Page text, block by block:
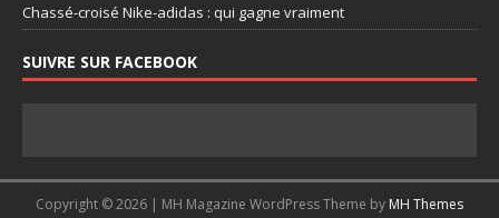
Chassé-croisé Nike-adidas : qui gagne vraiment
SUIVRE SUR FACEBOOK
Copyright © 2026 | MH Magazine WordPress Theme by MH Themes